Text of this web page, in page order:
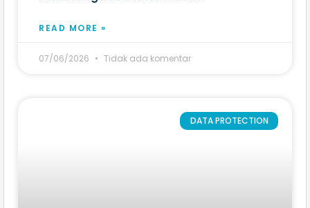
READ MORE »
07/06/2026 Tidak ada komentar
DATA PROTECTION